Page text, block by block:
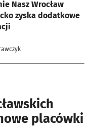
Nasz Wrocław
zyska dodatkowe
placówki